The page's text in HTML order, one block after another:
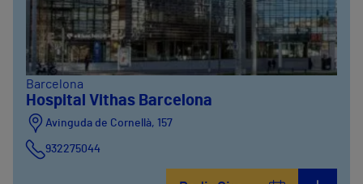
Barcelona
Hospital Vithas Barcelona
Avinguda de Cornellà, 157
932275044